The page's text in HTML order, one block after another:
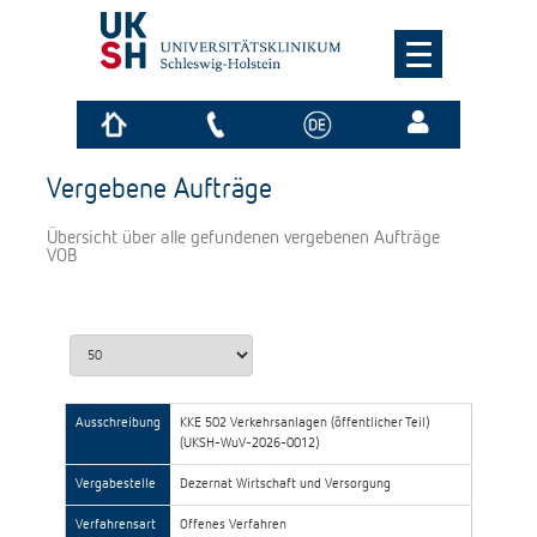
Vergebene Aufträge
Übersicht über alle gefundenen vergebenen Aufträge
VOB
Ausschreibung
KKE 502 Verkehrsanlagen (öffentlicher Teil)
(UKSH-WuV-2026-0012)
Vergabestelle Dezernat Wirtschaft und Versorgung
Verfahrensart Offenes Verfahren